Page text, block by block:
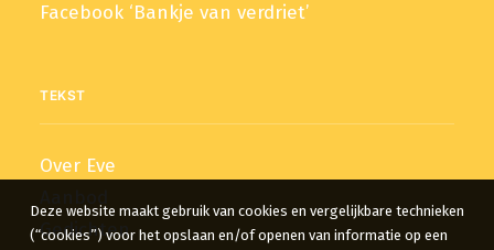
Facebook ‘Bankje van verdriet’
TEKST
Over Eve
Gedichten
Deze website maakt gebruik van cookies en vergelijkbare technieken
(“cookies”) voor het opslaan en/of openen van informatie op een